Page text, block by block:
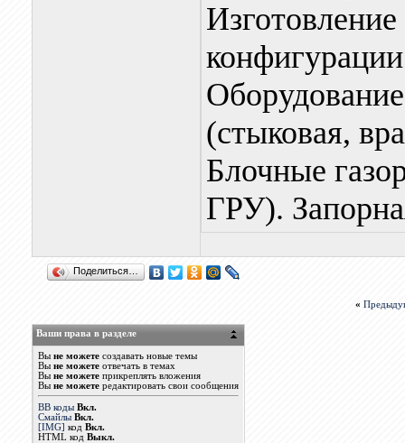
(стыковая,
Блочные
ГРУ).
Поделиться…
«
Ваши права в разделе
Вы не можетесоздавать новые темы
Вы не можетеотвечать в темах
Вы не можетеприкреплять вложения
Вы не можетередактировать свои сообщения
BB коды Вкл.
Смайлы Вкл.
[IMG] код Вкл.
HTML код Выкл.